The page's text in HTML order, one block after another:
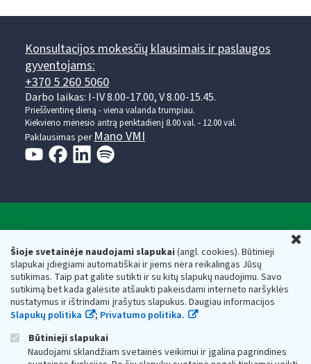
Šioje svetainėje naudojami slapukai(angl. cookies). Būtinieji
slapukai įdiegiami automatiškai ir jiems nėra reikalingas Jūsų
sutikimas. Taip pat galite sutikti ir su kitų slapukų naudojimu. Savo
sutikimą bet kada galėsite atšaukti pakeisdami interneto naršyklės
nustatymus ir ištrindami įrašytus slapukus. Daugiau informacijos
Slapukų politika
; Privatumo politika.
Būtinieji slapukai
Naudojami sklandžiam svetainės veikimui ir įgalina pagrindines
Konsultacijos mokesčių klausimais ir paslaugos
gyventojams:
+370 5 260 5060
Darbo laikas: I-IV 8.00-17.00, V 8.00-15.45.
Prieššventinę dieną - viena valanda trumpiau.
Kiekvieno mėnesio antrą penktadienį 8.00 val. - 12.00 val.
Paklausimas per Mano VMI
Respublikos finansų ministerijos
Biudžetinė įstaiga. Juridinio asmens kodas — 188659752,
adresas: Vasario 16-osios g. 14, 01107 Vilnius, Lietuva, el.paštas:
vmi@vmi.lt, E. pristatymo dėžutės adresas 188659752
Duomenys apie Valstybinę mokesčių inspekciją prie Lietuvos
Respublikos finansų ministerijos kaupiami ir saugomi Juridinių